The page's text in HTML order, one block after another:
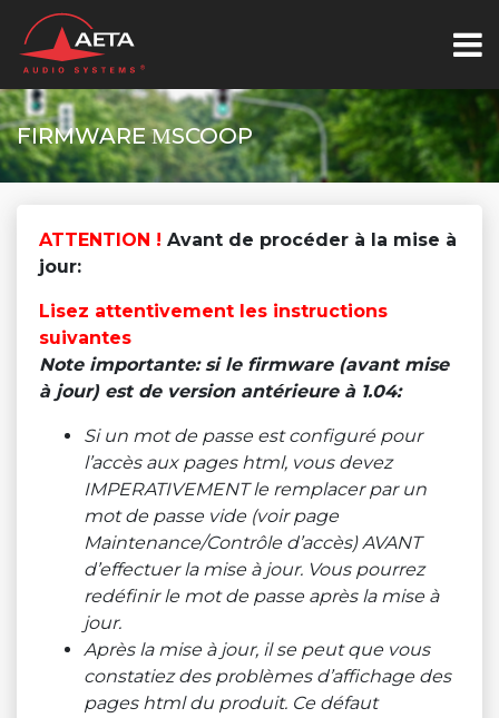
FIRMWARE ΜSCOOP
ATTENTION ! Avant de procéder à la mise à
jour:
Lisez attentivement les instructions
suivantes
Note importante: si le firmware (avant mise
à jour) est de version antérieure à 1.04:
Si un mot de passe est configuré pour
l’accès aux pages html, vous devez
IMPERATIVEMENT le remplacer par un
mot de passe vide (voir page
Maintenance/Contrôle d’accès) AVANT
d’effectuer la mise à jour. Vous pourrez
redéfinir le mot de passe après la mise à
jour.
Après la mise à jour, il se peut que vous
constatiez des problèmes d’affichage des
pages html du produit. Ce défaut